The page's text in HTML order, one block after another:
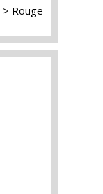
Rouge